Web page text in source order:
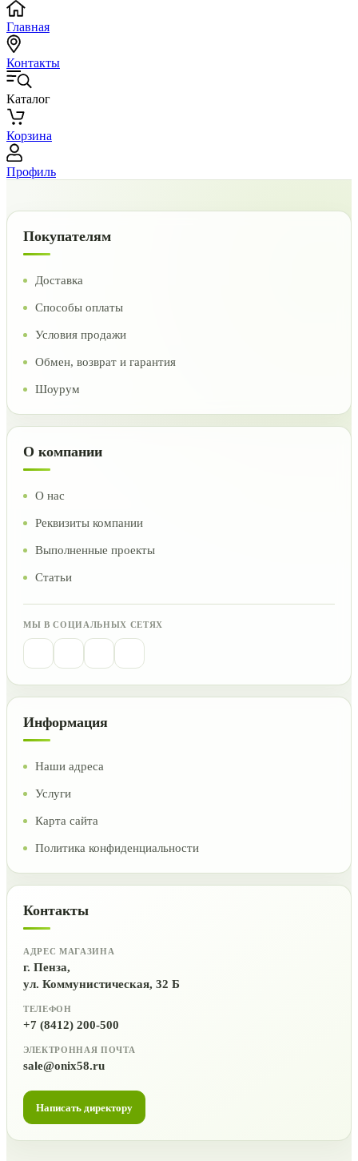
Главная
Контакты
Каталог
Корзина
Профиль
Покупателям
Доставка
Способы оплаты
Условия продажи
Обмен, возврат и гарантия
Шоурум
О компании
О нас
Реквизиты компании
Выполненные проекты
Статьи
МЫ В СОЦИАЛЬНЫХ СЕТЯХ
Информация
Наши адреса
Услуги
Карта сайта
Политика конфиденциальности
Контакты
АДРЕС МАГАЗИНА
г. Пенза,
ул. Коммунистическая, 32 Б
ТЕЛЕФОН
+7 (8412) 200-500
ЭЛЕКТРОННАЯ ПОЧТА
sale@onix58.ru
Написать директору